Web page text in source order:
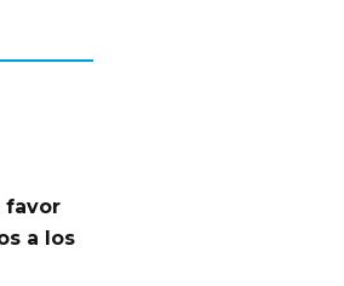
favor
a los